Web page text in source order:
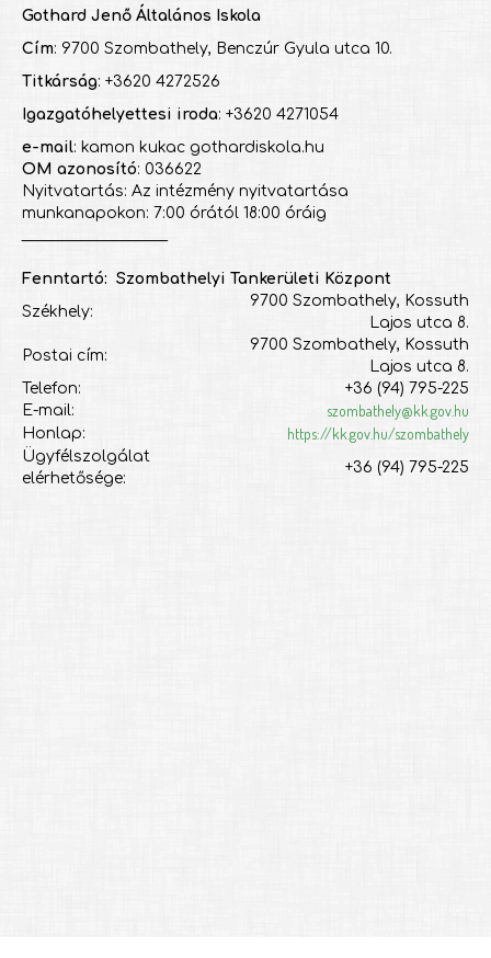
Gothard Jenő Általános Iskola
Cím: 9700 Szombathely, Benczúr Gyula utca 10.
Titkárság: +3620 4272526
Igazgatóhelyettesi iroda: +3620 4271054
e-mail: kamon kukac gothardiskola.hu
OM azonosító: 036622
Nyitvatartás: Az intézmény nyitvatartása
munkanapokon: 7:00 órától 18:00 óráig
Fenntartó: Szombathelyi Tankerületi Központ
Székhely:
9700 Szombathely, Kossuth
Lajos utca 8.
Postai cím:
9700 Szombathely, Kossuth
Lajos utca 8.
Telefon:
+36 (94) 795-225
E-mail:
szombathely@kk.gov.hu
Honlap: https://kk.gov.hu/szombathely
Ügyfélszolgálat
elérhetősége:
+36 (94) 795-225